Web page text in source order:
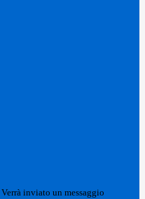
Verrà inviato un messaggio